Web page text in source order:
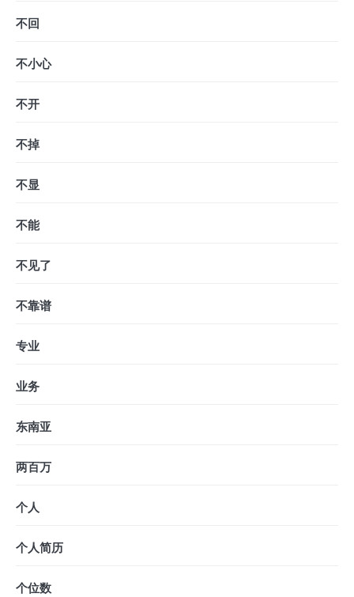
不回
不小心
不开
不掉
不显
不能
不见了
不靠谱
专业
业务
东南亚
两百万
个人
个人简历
个位数